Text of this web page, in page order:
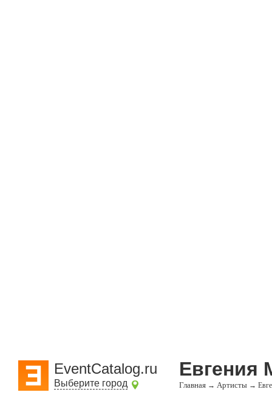
EventCatalog.ru
Выберите город
Евгения
Главная → Артисты →